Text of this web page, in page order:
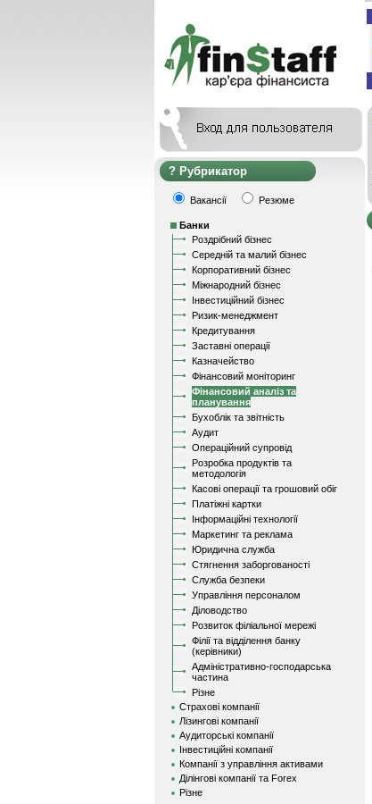
Рубрикатор
Вакансії Резюме
Банки
Роздрібний бізнес
Середній та малий бізнес
Корпоративний бізнес
Міжнародний бізнес
Інвестиційний бізнес
Ризик-менеджмент
Кредитування
Заставні операції
Казначейство
Фінансовий моніторинг
Фінансовий аналіз та
планування
Бухоблік та звітність
Аудит
Операційний супровід
Розробка продуктів та
методологія
Касові операції та грошовий обіг
Платіжні картки
Інформаційні технології
Маркетинг та реклама
Юридична служба
Стягнення заборгованості
Служба безпеки
Управління персоналом
Діловодство
Розвиток філіальної мережі
Філії та відділення банку
(керівники)
Адміністративно-господарська
частина
Різне
Страхові компанії
Лізингові компанії
Аудиторські компанії
Інвестиційні компанії
Компанії з управління активами
Ділінгові компанії та Forex
Різне